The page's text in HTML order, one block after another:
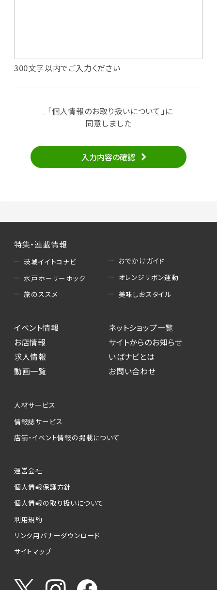
・投稿したクチコミ情報、写真の本サービスへの
・メールマガジン、お知らせ、広告等の配信
（2）ユーザーからのお問い合わせへの対応
せの内容確認、返答
・当サービスの品質改善
・読者プレゼント、アンケート等、当サービスが実
施するキャンペーンの抽選、当選者への連絡及
び発送 ・ユーザーの趣向や属性情報等の分析
（5）広告主への問い合わせ・応募等への対応
・本サービスを通じて求人広告に応募した際の
選考に関する連絡
・本サービスを通じて店舗への来店予約を登録
した際の内容確認、返答
本サービスが収集する個人情報は、ご本人の意
ービスの実施にあたりそれぞれ必要となる項目
を入力いただかない場合は、各々のサービスを
個人情報の第三者への提供について
当社は、以下の提供先に対して個人情報を提供
します。
(1)お客様が求人応募フォームより個人情報を
送信した事業主（広告主）への提供
お客様が求職活動・応募等を行った企業による
うやりとり・情報提供（採否・合否の検討を含み
300文字以内でご入力ください
「個人情報のお取り扱いについて 」に
同意しました
入力内容の確認
特集・連載情報
茨城イイトコナビ
水戸ホーリーホック
旅のススメ
おでかけガイド
オレンジリボン運動
美味しおスタイル
イベント情報
お店情報
求人情報
動画一覧
ネットショップ一覧
サイトからのお知らせ
いばナビとは
お問い合わせ
人材サービス
情報誌サービス
店舗・イベント情報の掲載について
運営会社
個人情報保護方針
個人情報の取り扱いについて
利用規約
リンク用バナーダウンロード
サイトマップ